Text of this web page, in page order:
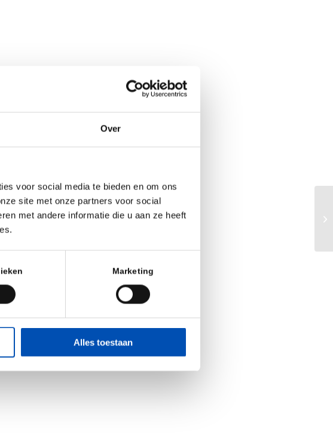
Over
voor social media te bieden en om ons
site met onze partners voor social
met andere informatie die u aan ze heeft
Marketing
Alles toestaan